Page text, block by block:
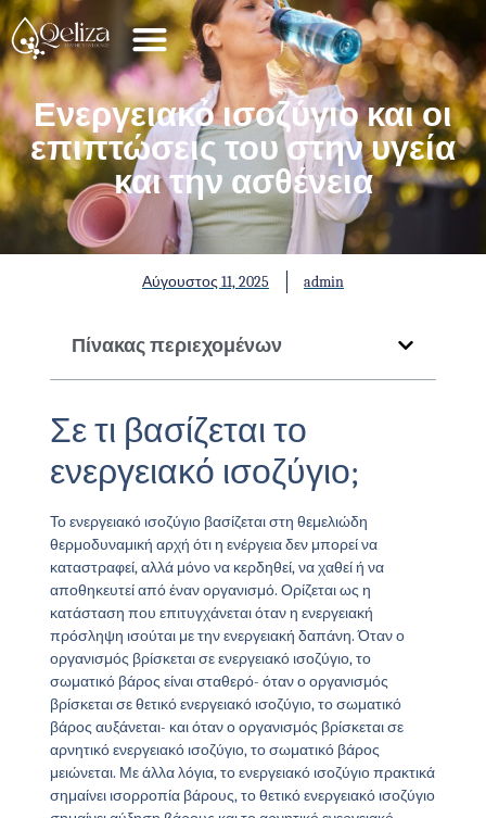
Ενεργειακό ισοζύγιο και οι
επιπτώσεις του στην υγεία
και την ασθένεια
Αύγουστος 11, 2025 admin
Σε τι βασίζεται το
ενεργειακό ισοζύγιο;
Το ενεργειακό ισοζύγιο βασίζεται στη θεμελιώδη
θερμοδυναμική αρχή ότι η ενέργεια δεν μπορεί να
καταστραφεί, αλλά μόνο να κερδηθεί, να χαθεί ή να
αποθηκευτεί από έναν οργανισμό. Ορίζεται ως η
κατάσταση που επιτυγχάνεται όταν η ενεργειακή
πρόσληψη ισούται με την ενεργειακή δαπάνη. Όταν ο
οργανισμός βρίσκεται σε ενεργειακό ισοζύγιο, το
σωματικό βάρος είναι σταθερό- όταν ο οργανισμός
βρίσκεται σε θετικό ενεργειακό ισοζύγιο, το σωματικό
βάρος αυξάνεται- και όταν ο οργανισμός βρίσκεται σε
αρνητικό ενεργειακό ισοζύγιο, το σωματικό βάρος
μειώνεται. Με άλλα λόγια, το ενεργειακό ισοζύγιο πρακτικά
σημαίνει ισορροπία βάρους, το θετικό ενεργειακό ισοζύγιο
Πίνακας περιεχομένων